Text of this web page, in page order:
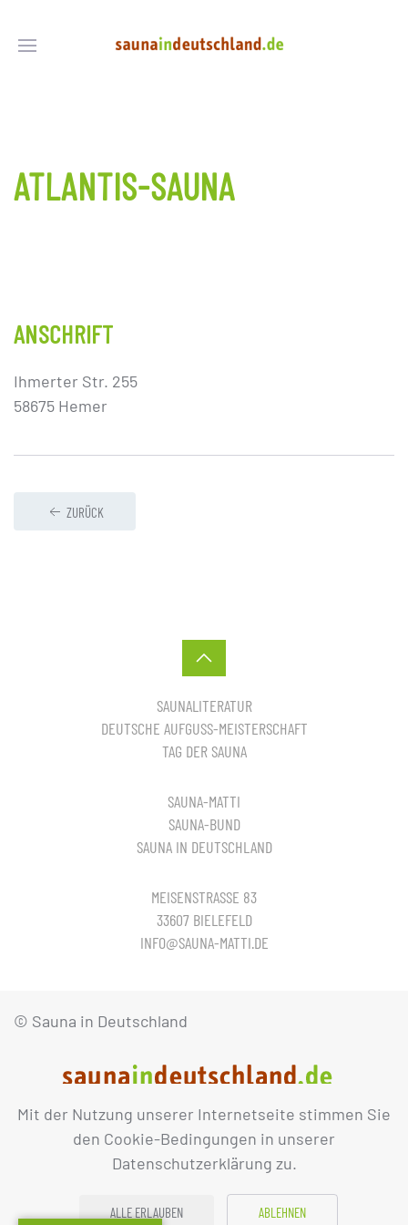
Mit der Nutzung unserer Internetseite stimmen Sie
den Cookie-Bedingungen in unserer
Datenschutzerklärung zu.
ALLE ERLAUBEN ABLEHNEN
ATLANTIS-SAUNA
ANSCHRIFT
Ihmerter Str. 255
58675 Hemer
ZURÜCK
SAUNALITERATUR
DEUTSCHE AUFGUSS-MEISTERSCHAFT
TAG DER SAUNA
SAUNA-MATTI
SAUNA-BUND
SAUNA IN DEUTSCHLAND
MEISENSTRASSE 83
33607 BIELEFELD
INFO@SAUNA-MATTI.DE
© Sauna in Deutschland
IMPRESSUM DATENSCHUTZ